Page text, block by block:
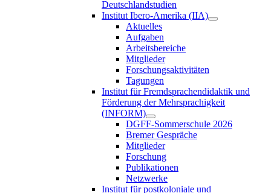
Deutschlandstudien
Institut Ibero-Amerika (IIA)
Aktuelles
Aufgaben
Arbeitsbereiche
Mitglieder
Forschungsaktivitäten
Tagungen
Institut für Fremdsprachendidaktik und
Förderung der Mehrsprachigkeit
(INFORM)
DGFF-Sommerschule 2026
Bremer Gespräche
Mitglieder
Forschung
Publikationen
Netzwerke
Institut für postkoloniale und